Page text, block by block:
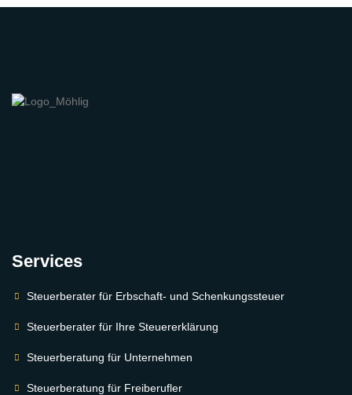
Services
Steuerberater für Erbschaft- und Schenkungssteuer
Steuerberater für Ihre Steuererklärung
Steuerberatung für Unternehmen
Steuerberatung für Freiberufler